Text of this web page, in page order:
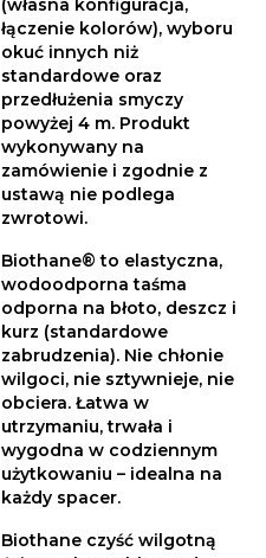
(własna konfiguracja,
łączenie kolorów), wyboru
okuć innych niż
standardowe oraz
przedłużenia smyczy
powyżej 4 m. Produkt
wykonywany na
zamówienie i zgodnie z
ustawą nie podlega
zwrotowi.
Biothane® to elastyczna,
wodoodporna taśma
odporna na błoto, deszcz i
kurz (standardowe
zabrudzenia). Nie chłonie
wilgoci, nie sztywnieje, nie
obciera. Łatwa w
utrzymaniu, trwała i
wygodna w codziennym
użytkowaniu – idealna na
każdy spacer.
Biothane czyść wilgotną